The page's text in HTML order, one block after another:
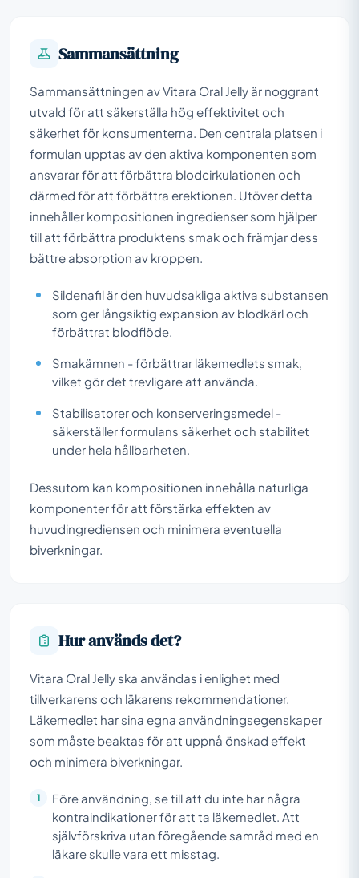
Sammansättning
Sammansättningen av Vitara Oral Jelly är noggrant
utvald för att säkerställa hög effektivitet och
säkerhet för konsumenterna. Den centrala platsen i
formulan upptas av den aktiva komponenten som
ansvarar för att förbättra blodcirkulationen och
därmed för att förbättra erektionen. Utöver detta
innehåller kompositionen ingredienser som hjälper
till att förbättra produktens smak och främjar dess
bättre absorption av kroppen.
Sildenafil är den huvudsakliga aktiva substansen
som ger långsiktig expansion av blodkärl och
förbättrat blodflöde.
Smakämnen - förbättrar läkemedlets smak,
vilket gör det trevligare att använda.
Stabilisatorer och konserveringsmedel -
säkerställer formulans säkerhet och stabilitet
under hela hållbarheten.
Dessutom kan kompositionen innehålla naturliga
komponenter för att förstärka effekten av
huvudingrediensen och minimera eventuella
biverkningar.
Hur används det?
Vitara Oral Jelly ska användas i enlighet med
tillverkarens och läkarens rekommendationer.
Läkemedlet har sina egna användningsegenskaper
som måste beaktas för att uppnå önskad effekt
och minimera biverkningar.
Före användning, se till att du inte har några
kontraindikationer för att ta läkemedlet. Att
självförskriva utan föregående samråd med en
läkare skulle vara ett misstag.